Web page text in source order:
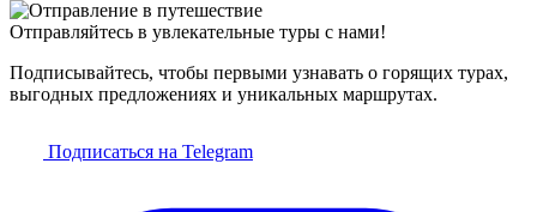
Отправляйтесь в увлекательные туры с нами!
Подписывайтесь, чтобы первыми узнавать о горящих турах,
выгодных предложениях и уникальных маршрутах.
Подписаться на Telegram